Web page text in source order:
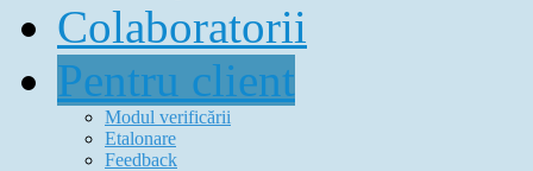
Colaboratorii
Pentru client
Modul verificării
Etalonare
Feedback